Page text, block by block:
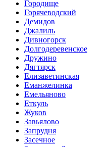
Городище
Горячеводский
Демидов
Джалиль
Дивногорск
Долгодеревенское
Дружино
Дягтярск
Елизаветинская
Еманжелинка
Емельяново
Еткуль
Жуков
Завьялово
Запрудня
Засечное